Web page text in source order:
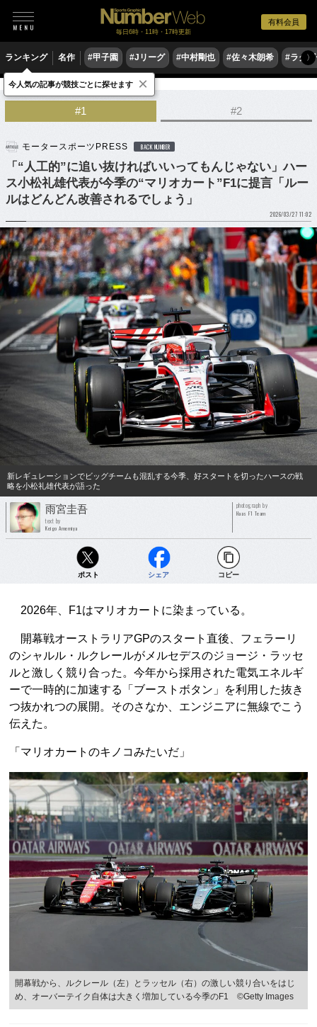
有料会員
毎日6時・11時・17時更新
ランキング 名作 #甲子園 #Jリーグ #中村剛也 #佐々木朗希 #ラグ〉
モータースポーツ F1
#1 #2
モータースポーツPRESS BACK NUMBER
「“人工的”に追い抜ければいいってもんじゃない」ハー
ス小松礼雄代表が今季の“マリオカート”F1に提言「ルー
ルはどんどん改善されるでしょう」
2026/03/27 11:02
新レギュレーションでビッグチームも混乱する今季、好スタートを切ったハースの戦
略を小松礼雄代表が語った
雨宮圭吾
text by
Keigo Amemiya
photograph by
Haas F1 Team
ポスト シェア コピー
2026年、F1はマリオカートに染まっている。
開幕戦オーストラリアGPのスタート直後、フェラーリ
のシャルル・ルクレールがメルセデスのジョージ・ラッセ
ルと激しく競り合った。今年から採用された電気エネルギ
ーで一時的に加速する「ブーストボタン」を利用した抜き
つ抜かれつの展開。そのさなか、エンジニアに無線でこう
伝えた。
「マリオカートのキノコみたいだ」
開幕戦から、ルクレール（左）とラッセル（右）の激しい競り合いをはじ
め、オーバーテイク自体は大きく増加している今季のF1 ©Getty Images
今人気の記事が競技ごとに探せます ×